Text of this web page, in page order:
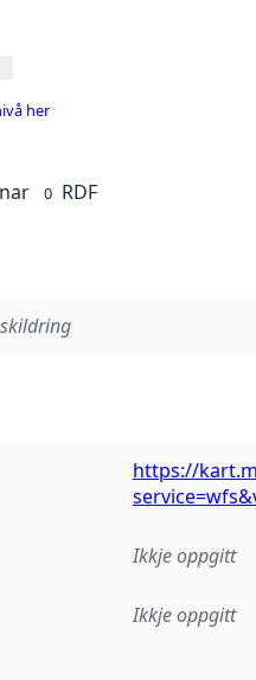
her
0 RDF
https://
Ikkje oppgitt
Ikkje oppgitt